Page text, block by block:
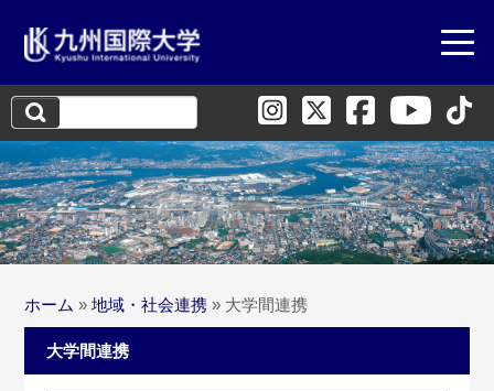
検
索:
ホーム » 地域・社会連携 » 大学間連携
大学間連携